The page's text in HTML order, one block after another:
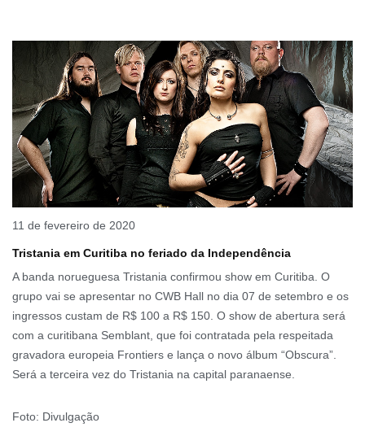
11 de fevereiro de 2020
Tristania em Curitiba no feriado da Independência
A banda norueguesa Tristania confirmou show em Curitiba. O
grupo vai se apresentar no CWB Hall no dia 07 de setembro e os
ingressos custam de R$ 100 a R$ 150. O show de abertura será
com a curitibana Semblant, que foi contratada pela respeitada
gravadora europeia Frontiers e lança o novo álbum “Obscura”.
Será a terceira vez do Tristania na capital paranaense.
Foto: Divulgação